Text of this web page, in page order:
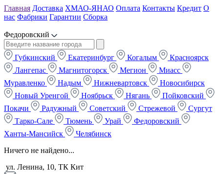
Главная Доставка ХМАО-ЯНАО Оплата Контакты Кредит О
нас Фабрики Гарантии Сборка
Федоровский
Губкинский Екатеринбург Когалым
Красноярск
Лангепас
Магнитогорск Мегион
Миасс
Муравленко
Надым Нижневартовск
Новосибирск
Новый Уренгой
Ноябрьск Нягань
Пойковский
Покачи
Радужный Советский Стрежевой
Сургут
Тарко-Сале
Тюмень Урай
Федоровский
Ханты-Мансийск
Челябинск
Ничего не найдено...
ул. Ленина, 10, ТК Кит